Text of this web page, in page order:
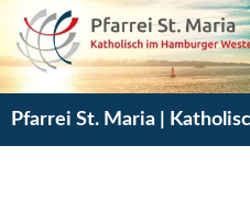
Inhalt
springen